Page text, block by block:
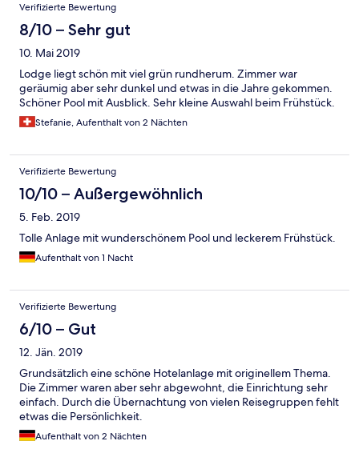
Verifizierte Bewertung
8/10 – Sehr gut
10. Mai 2019
Lodge liegt schön mit viel grün rundherum. Zimmer war
geräumig aber sehr dunkel und etwas in die Jahre gekommen.
Schöner Pool mit Ausblick. Sehr kleine Auswahl beim Frühstück.
Stefanie, Aufenthalt von 2 Nächten
Verifizierte Bewertung
10/10 – Außergewöhnlich
5. Feb. 2019
Tolle Anlage mit wunderschönem Pool und leckerem Frühstück.
Aufenthalt von 1 Nacht
Verifizierte Bewertung
6/10 – Gut
12. Jän. 2019
Grundsätzlich eine schöne Hotelanlage mit originellem Thema.
Die Zimmer waren aber sehr abgewohnt, die Einrichtung sehr
einfach. Durch die Übernachtung von vielen Reisegruppen fehlt
etwas die Persönlichkeit.
Aufenthalt von 2 Nächten